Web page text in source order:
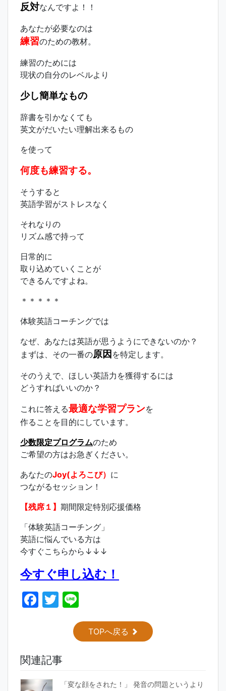
反対なんですよ！！
あなたが必要なのは
練習のための教材。
練習のためには
現状の自分のレベルより
少し簡単なもの
辞書を引かなくても
英文がだいたい理解出来るもの
を使って
何度も練習する。
そうすると
英語学習がストレスなく
それなりの
リズム感で持って
日常的に
取り込めていくことが
できるんですよね。
＊＊＊＊＊
体験英語コーチングでは
なぜ、あなたは英語が思うようにできないのか？
まずは、その一番の原因 を特定します。
そのうえで、ほしい英語力を獲得するには
どうすればいいのか？
これに答える最適な学習プランを
作ることを目的にしています。
少数限定プログラムのため
ご希望の方はお急ぎください。
あなたのJoy(よろこび） に
つながるセッション！
【残席１】 期間限定特別応援価格
「体験英語コーチング」
英語に悩んでいる方は
今すぐこちらから↓↓↓
今すぐ申し込む！
F
b
o
T
itt
TOPへ戻る
関連記事
「変な顔をされた！」 発音の問題というより